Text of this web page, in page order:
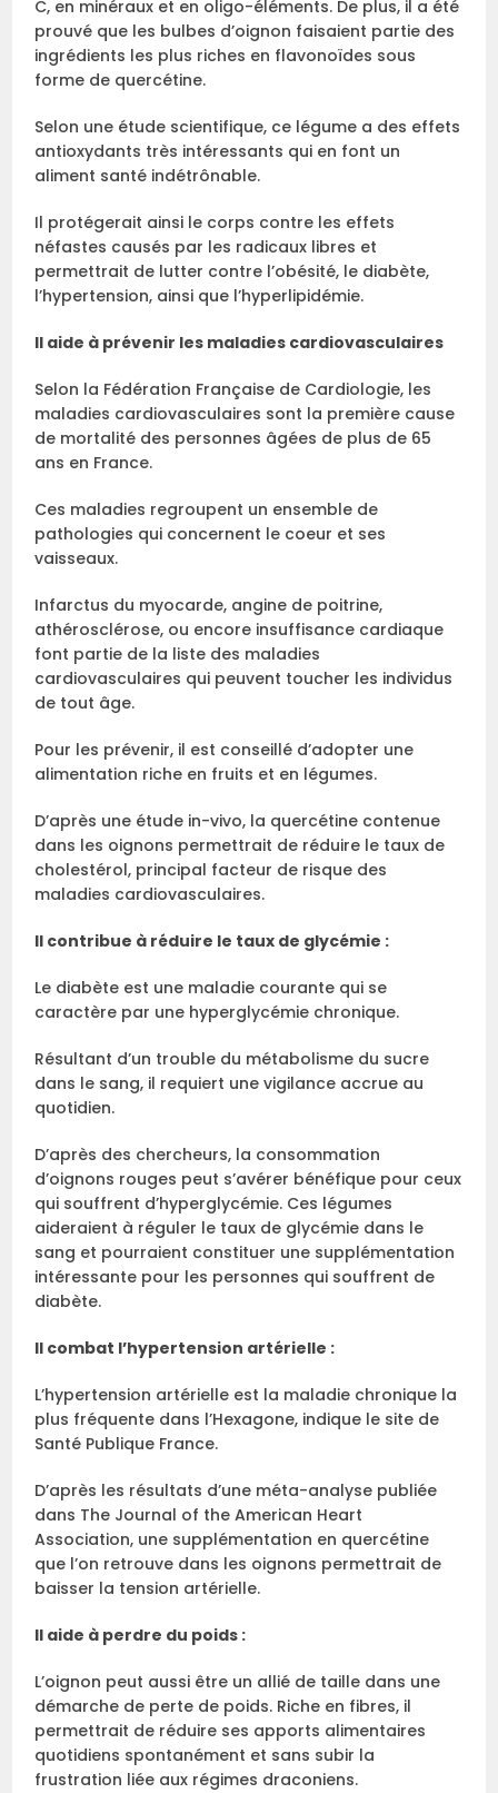
C, en minéraux et en oligo-éléments. De plus, il a été
prouvé que les bulbes d’oignon faisaient partie des
ingrédients les plus riches en flavonoïdes sous
forme de quercétine.
Selon une étude scientifique, ce légume a des effets
antioxydants très intéressants qui en font un
aliment santé indétrônable.
Il protégerait ainsi le corps contre les effets
néfastes causés par les radicaux libres et
permettrait de lutter contre l’obésité, le diabète,
l’hypertension, ainsi que l’hyperlipidémie.
Il aide à prévenir les maladies cardiovasculaires
Selon la Fédération Française de Cardiologie, les
maladies cardiovasculaires sont la première cause
de mortalité des personnes âgées de plus de 65
ans en France.
Ces maladies regroupent un ensemble de
pathologies qui concernent le coeur et ses
vaisseaux.
Infarctus du myocarde, angine de poitrine,
athérosclérose, ou encore insuffisance cardiaque
font partie de la liste des maladies
cardiovasculaires qui peuvent toucher les individus
de tout âge.
Pour les prévenir, il est conseillé d’adopter une
alimentation riche en fruits et en légumes.
D’après une étude in-vivo, la quercétine contenue
dans les oignons permettrait de réduire le taux de
cholestérol, principal facteur de risque des
maladies cardiovasculaires.
Il contribue à réduire le taux de glycémie :
Le diabète est une maladie courante qui se
caractère par une hyperglycémie chronique.
Résultant d’un trouble du métabolisme du sucre
dans le sang, il requiert une vigilance accrue au
quotidien.
D’après des chercheurs, la consommation
d’oignons rouges peut s’avérer bénéfique pour ceux
qui souffrent d’hyperglycémie. Ces légumes
aideraient à réguler le taux de glycémie dans le
sang et pourraient constituer une supplémentation
intéressante pour les personnes qui souffrent de
diabète.
Il combat l’hypertension artérielle :
L’hypertension artérielle est la maladie chronique la
plus fréquente dans l’Hexagone, indique le site de
Santé Publique France.
D’après les résultats d’une méta-analyse publiée
dans The Journal of the American Heart
Association, une supplémentation en quercétine
que l’on retrouve dans les oignons permettrait de
baisser la tension artérielle.
Il aide à perdre du poids :
L’oignon peut aussi être un allié de taille dans une
démarche de perte de poids. Riche en fibres, il
permettrait de réduire ses apports alimentaires
quotidiens spontanément et sans subir la
frustration liée aux régimes draconiens.